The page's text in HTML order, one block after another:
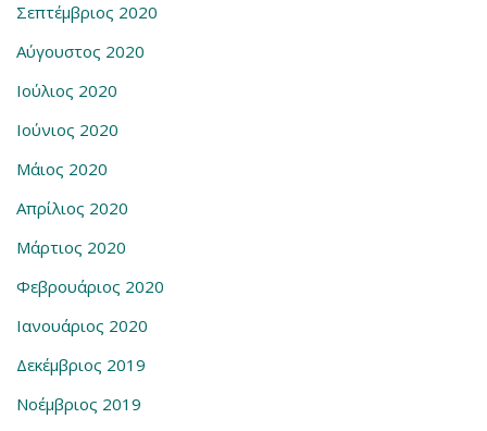
Σεπτέμβριος 2020
Αύγουστος 2020
Ιούλιος 2020
Ιούνιος 2020
Μάιος 2020
Απρίλιος 2020
Μάρτιος 2020
Φεβρουάριος 2020
Ιανουάριος 2020
Δεκέμβριος 2019
Νοέμβριος 2019